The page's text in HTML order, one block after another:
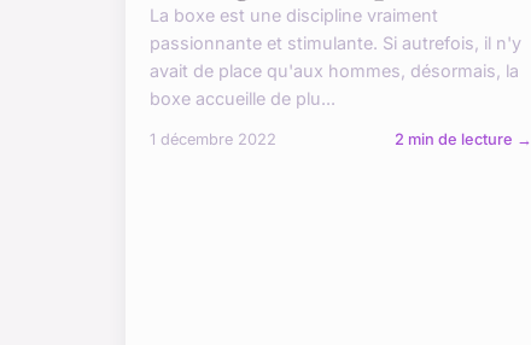
La boxe est une discipline vraiment
passionnante et stimulante. Si autrefois, il n'y
avait de place qu'aux hommes, désormais, la
boxe accueille de plu...
1 décembre 2022 2 min de lecture →